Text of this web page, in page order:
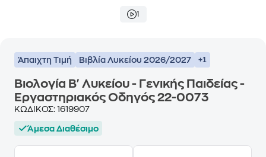
1
Άπαιχτη Τιμή Βιβλία Λυκείου 2026/2027 +1
Βιολογία Β' Λυκείου - Γενικής Παιδείας -
Εργαστηριακός Οδηγός 22-0073
ΚΩΔΙΚΟΣ: 1619907
Άμεσα Διαθέσιμο